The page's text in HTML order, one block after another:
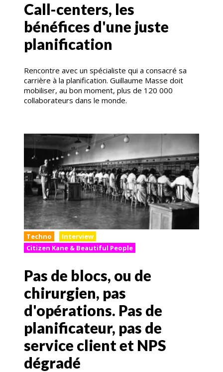
Call-centers, les
bénéfices d'une juste
planification
Rencontre avec un spécialiste qui a consacré sa
carrière à la planification. Guillaume Masse doit
mobiliser, au bon moment, plus de 120 000
collaborateurs dans le monde.
Techno
Interview
Citizen Kane & Beautiful People
Pas de blocs, ou de
chirurgien, pas
d'opérations. Pas de
planificateur, pas de
service client et NPS
dégradé